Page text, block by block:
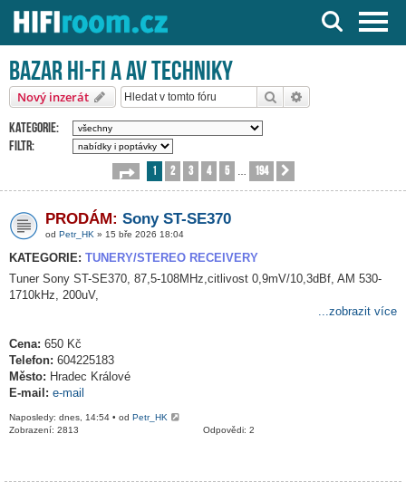
Server o Hi-Fi a AV technice
Bazar HI-FI a AV techniky
Nový inzerát Hledat
Kategorie:
Filtr:
Stránka 1z 194
1 2 3 4 5 194
PRODÁM: Sony ST-SE370
od Petr_HK » 15 bře 2026 18:04
KATEGORIE: TUNERY/STEREO RECEIVERY
Tuner Sony ST-SE370, 87,5-108MHz,citlivost 0,9mV/10,3dBf, AM 530-
1710kHz, 200uV,
...zobrazit více
Cena: 650 Kč
Telefon: 604225183
Město: Hradec Králové
E-mail: e-mail
Naposledy: dnes, 14:54 • od Petr_HK
Odpovědi: 2
Zobrazení: 2813